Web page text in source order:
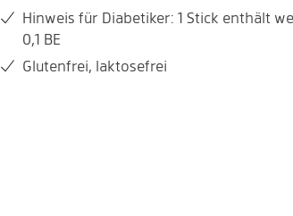
Hinweis für Diabetiker: 1 Stick enthält
0,1 BE
Glutenfrei, laktosefrei